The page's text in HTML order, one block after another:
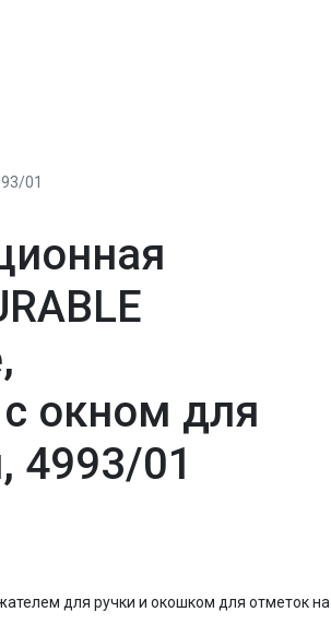
01
окном для
4993/01
для ручки и окошком для отметок на